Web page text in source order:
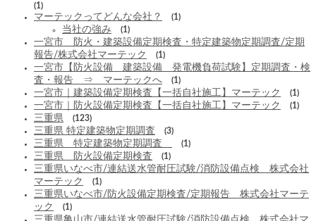
(1)
マーテックってどんな会社？ (1)
当社の強み (1)
一宮市 防火・建築設備定期検査・特定建築物定期調査/定期
報告/株式会社マーテック
(1)
一宮市【防火設備 建築設備 発電機負荷試験】定期調査・検
査・報告 ⇒ マーテックへ
(1)
一宮市｜建築設備定期検査【一括自社施工】マーテック (1)
一宮市｜防火設備定期検査【一括自社施工】マーテック (1)
三重県 (123)
三重県 特定建築物定期調査 (3)
三重県 特定建築物定期調査 (1)
三重県 防火設備定期検査 (1)
三重県いなべ市/連結送水管耐圧試験/消防設備点検 株式会社
マーテック
(1)
三重県いなべ市/防火設備定期検査/定期報告 株式会社マーテ
ック
(1)